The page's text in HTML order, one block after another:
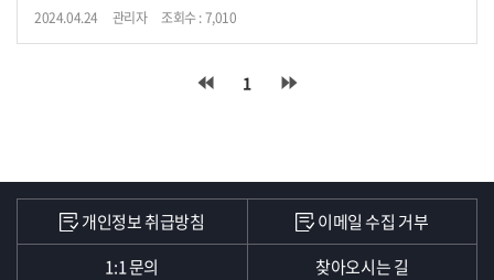
자료를 확인할 수 있습니다.
2024.04.24 관리자 조회수 : 7,010
1
개인정보 취급방침
이메일 수집 거부
1:1 문의
찾아오시는 길